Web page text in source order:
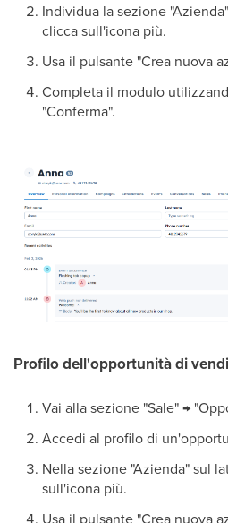
Individua la sezione
clicca sull'icona più.
Usa il pulsante "Crea nuova
Completa il modulo
"Conferma".
Profilo dell'opportunità di
Vai alla sezione "Sale" →
Accedi al profilo di
Nella sezione "Azienda" sul
sull'icona più.
Usa il pulsante "Crea nuova